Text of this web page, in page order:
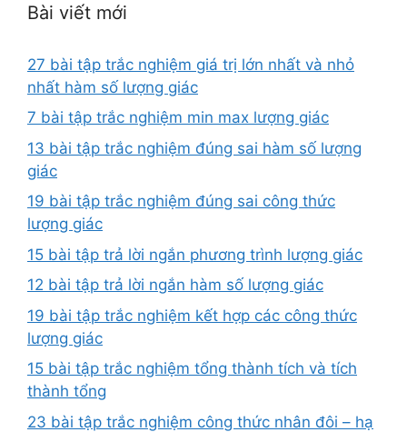
Bài viết mới
27 bài tập trắc nghiệm giá trị lớn nhất và nhỏ
nhất hàm số lượng giác
7 bài tập trắc nghiệm min max lượng giác
13 bài tập trắc nghiệm đúng sai hàm số lượng
giác
19 bài tập trắc nghiệm đúng sai công thức
lượng giác
15 bài tập trả lời ngắn phương trình lượng giác
12 bài tập trả lời ngắn hàm số lượng giác
19 bài tập trắc nghiệm kết hợp các công thức
lượng giác
15 bài tập trắc nghiệm tổng thành tích và tích
thành tổng
23 bài tập trắc nghiệm công thức nhân đôi – hạ